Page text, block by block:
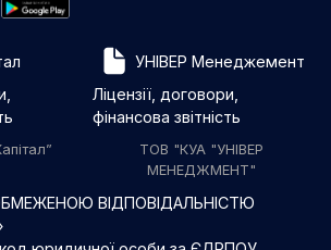
УНІВЕР Менеджемент
Ліцензії, договори,
фінансова звітність
ТОВ "КУА "УНІВЕР
МЕНЕДЖМЕНТ"
ВІДПОВІДАЛЬНІСТЮ